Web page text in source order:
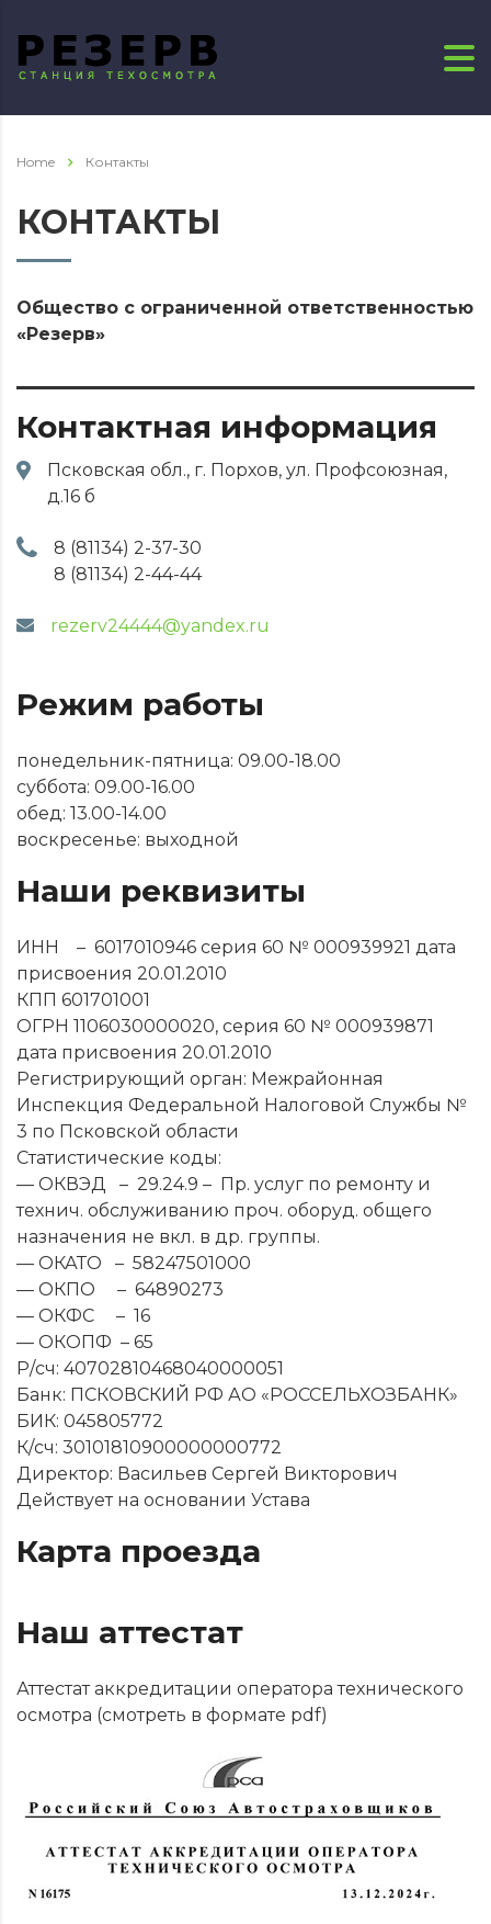
Home Контакты
КОНТАКТЫ
Общество с ограниченной ответственностью
«Резерв»
Контактная информация
Псковская обл., г. Порхов, ул. Профсоюзная,
д.16 б
8 (81134) 2-37-30
8 (81134) 2-44-44
rezerv24444@yandex.ru
Режим работы
понедельник-пятница: 09.00-18.00
суббота: 09.00-16.00
обед: 13.00-14.00
воскресенье: выходной
Наши реквизиты
ИНН – 6017010946 серия 60 № 000939921 дата
присвоения 20.01.2010
КПП 601701001
ОГРН 1106030000020, серия 60 № 000939871
дата присвоения 20.01.2010
Регистрирующий орган: Межрайонная
Инспекция Федеральной Налоговой Службы №
3 по Псковской области
Статистические коды:
— ОКВЭД – 29.24.9 – Пр. услуг по ремонту и
технич. обслуживанию проч. оборуд. общего
назначения не вкл. в др. группы.
— ОКАТО – 58247501000
— ОКПО – 64890273
— ОКФС – 16
— ОКОПФ – 65
Р/сч: 40702810468040000051
Банк: ПСКОВСКИЙ РФ АО «РОССЕЛЬХОЗБАНК»
БИК: 045805772
К/сч: 30101810900000000772
Директор: Васильев Сергей Викторович
Действует на основании Устава
Карта проезда
Наш аттестат
Аттестат аккредитации оператора технического
осмотра (смотреть в формате pdf)